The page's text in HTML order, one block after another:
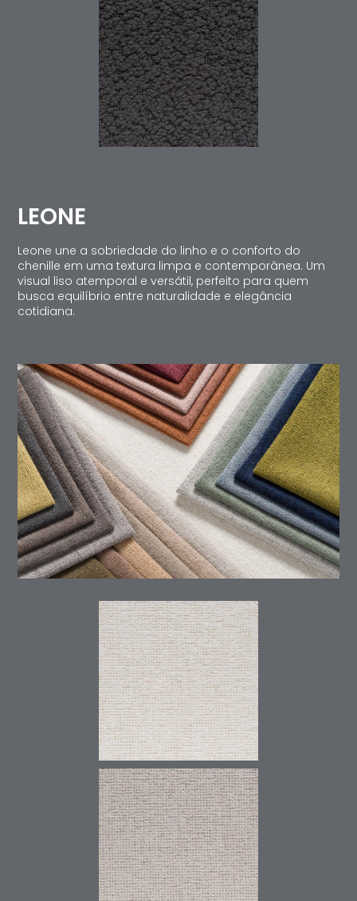
LEONE
Leone une a sobriedade do linho e o conforto do
chenille em uma textura limpa e contemporânea. Um
visual liso atemporal e versátil, perfeito para quem
busca equilíbrio entre naturalidade e elegância
cotidiana.